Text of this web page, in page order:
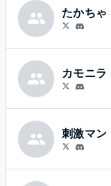
たかちゃ
カモニラ
刺激マン